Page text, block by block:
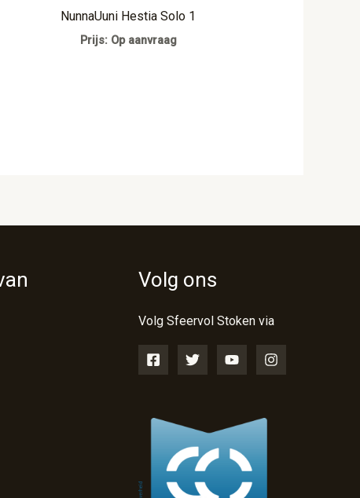
NunnaUuni Hestia Solo 1
Prijs: Op aanvraag
Volg ons
Volg Sfeervol Stoken via